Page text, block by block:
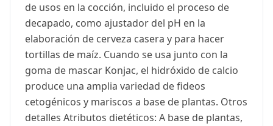
de usos en la cocción, incluido el proceso de
decapado, como ajustador del pH en la
elaboración de cerveza casera y para hacer
tortillas de maíz. Cuando se usa junto con la
goma de mascar Konjac, el hidróxido de calcio
produce una amplia variedad de fideos
cetogénicos y mariscos a base de plantas. Otros
detalles Atributos dietéticos: A base de plantas,